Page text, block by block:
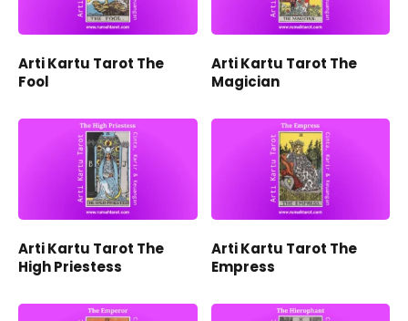
Arti Kartu Tarot The
Fool
Arti Kartu Tarot The
Magician
Arti Kartu Tarot The
High Priestess
Arti Kartu Tarot The
Empress